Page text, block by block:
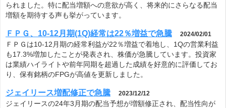
られました。特に配当増額への意欲が高く、将来的にさらなる配当
増額を期待する声も挙がっています。
ＦＰＧ、10-12月期(1Q)経常は22％増益で急騰 2024/02/01
ＦＰＧは10-12月期の経常利益が22％増益で着地し、1Qの営業利益
も17.3%増加したことが発表され、株価が急騰しています。投資家
は業績ハイライトや前年同期を超過した成績を好意的に評価してお
り、保有銘柄のFPGが高値を更新しました。
ジェイリース増配修正で急騰 2023/12/12
ジェイリースの24年3月期の配当予想が増額修正され、配当性向が